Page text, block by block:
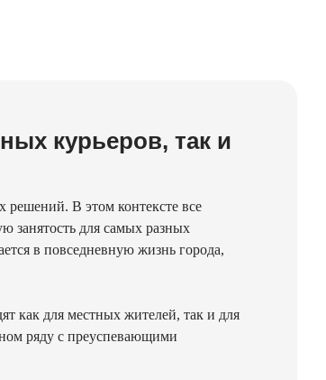
курьеров, так и
решений. В этом контексте все
занятость для самых разных
в повседневную жизнь города,
как для местных жителей, так и для
ряду с преуспевающими